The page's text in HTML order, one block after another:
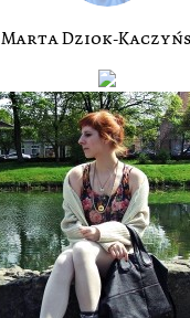
Marta Dziok-